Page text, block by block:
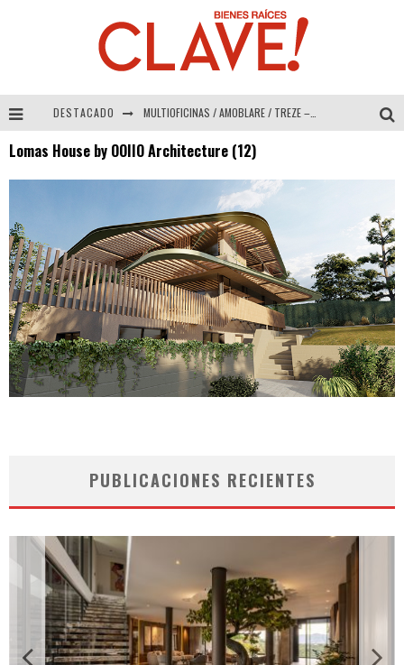
DESTACADO MULTIOFICINAS / AMOBLARE / TREZE – Especial Interiorismo & Decoración 2026
COLINEAL – Especial Interiorismo & Decoración 2026
Lomas House by OOIIO Architecture (12)
PUBLICACIONES RECIENTES